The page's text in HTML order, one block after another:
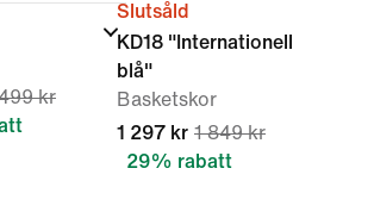
kr
Slutsåld
KD18 "Internationell
blå"
Basketskor
1 297 kr 1 849 kr
29% rabatt